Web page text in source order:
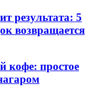
результата: 5
возвращается
кофе: простое